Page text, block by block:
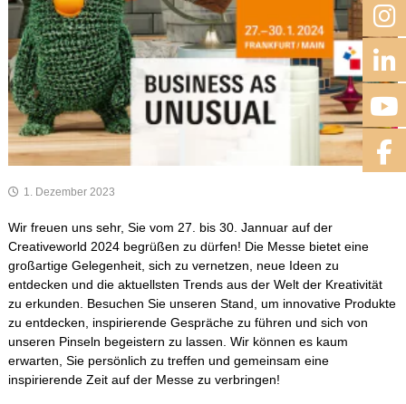
1. Dezember 2023
Wir freuen uns sehr, Sie vom 27. bis 30. Jannuar auf der
Creativeworld 2024 begrüßen zu dürfen! Die Messe bietet eine
großartige Gelegenheit, sich zu vernetzen, neue Ideen zu
entdecken und die aktuellsten Trends aus der Welt der Kreativität
zu erkunden. Besuchen Sie unseren Stand, um innovative Produkte
zu entdecken, inspirierende Gespräche zu führen und sich von
unseren Pinseln begeistern zu lassen. Wir können es kaum
erwarten, Sie persönlich zu treffen und gemeinsam eine
inspirierende Zeit auf der Messe zu verbringen!